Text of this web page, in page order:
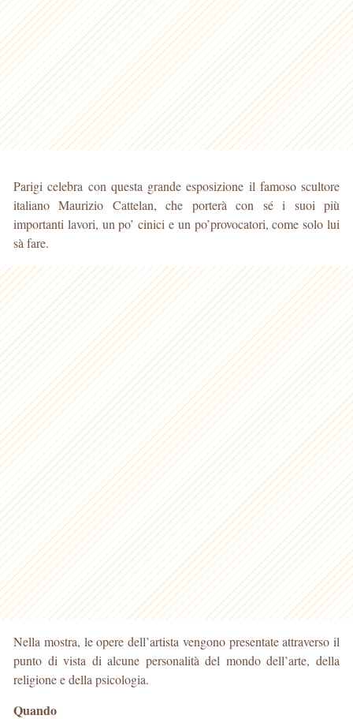
Parigi celebra con questa grande esposizione il famoso scultore
italiano Maurizio Cattelan, che porterà con sé i suoi più
importanti lavori, un po’ cinici e un po’provocatori, come solo lui
sà fare.
Nella mostra, le opere dell’artista vengono presentate attraverso il
punto di vista di alcune personalità del mondo dell’arte, della
religione e della psicologia.
Quando